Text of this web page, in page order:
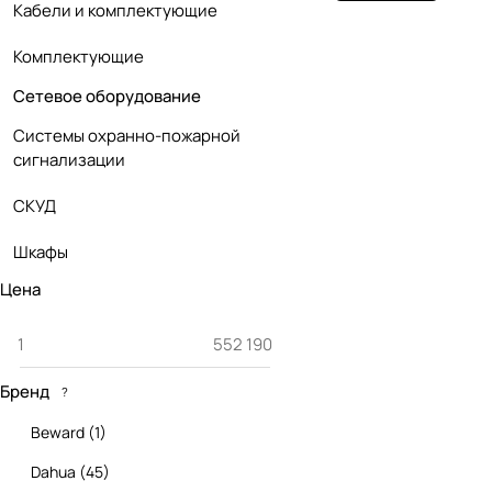
Кабели и комплектующие
Комплектующие
Сетевое оборудование
Системы охранно-пожарной
сигнализации
СКУД
Шкафы
Цена
Бренд ?
Beward (1)
Dahua (45)